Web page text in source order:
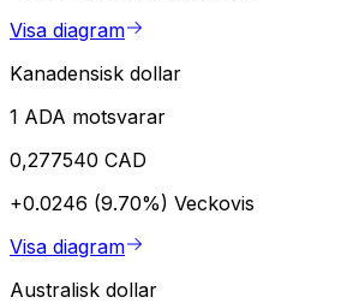
Visa diagram
Kanadensisk dollar
1 ADA motsvarar
0,277540 CAD
+0.0246 (9.70%) Veckovis
Visa diagram
Australisk dollar